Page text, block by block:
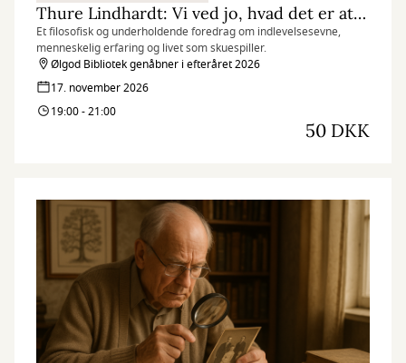
Thure Lindhardt: Vi ved jo, hvad det er at være menneske
Et filosofisk og underholdende foredrag om indlevelsesevne,
menneskelig erfaring og livet som skuespiller.
Ølgod Bibliotek genåbner i efteråret 2026
17. november 2026
19:00 - 21:00
50 DKK